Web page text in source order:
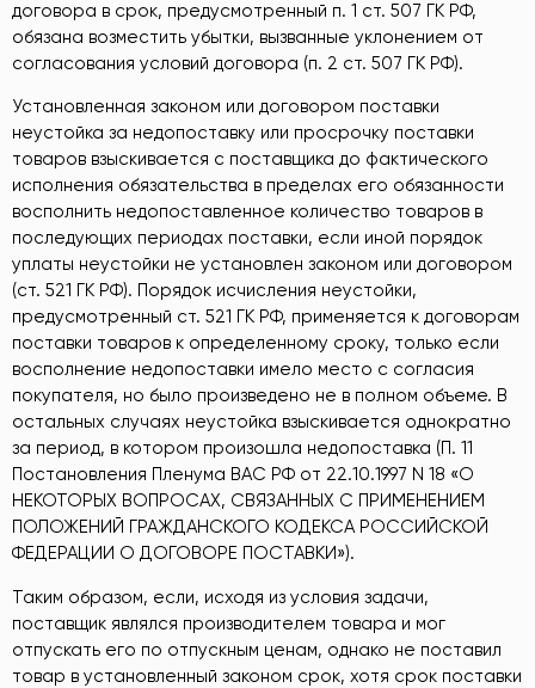
договора в срок, предусмотренный п. 1 ст. 507 ГК РФ,
обязана возместить убытки, вызванные уклонением от
согласования условий договора (п. 2 ст. 507 ГК РФ).
Установленная законом или договором поставки
неустойка за недопоставку или просрочку поставки
товаров взыскивается с поставщика до фактического
исполнения обязательства в пределах его обязанности
восполнить недопоставленное количество товаров в
последующих периодах поставки, если иной порядок
уплаты неустойки не установлен законом или договором
(ст. 521 ГК РФ). Порядок исчисления неустойки,
предусмотренный ст. 521 ГК РФ, применяется к договорам
поставки товаров к определенному сроку, только если
восполнение недопоставки имело место с согласия
покупателя, но было произведено не в полном объеме. В
остальных случаях неустойка взыскивается однократно
за период, в котором произошла недопоставка (П. 11
Постановления Пленума ВАС РФ от 22.10.1997 N 18 «О
НЕКОТОРЫХ ВОПРОСАХ, СВЯЗАННЫХ С ПРИМЕНЕНИЕМ
ПОЛОЖЕНИЙ ГРАЖДАНСКОГО КОДЕКСА РОССИЙСКОЙ
ФЕДЕРАЦИИ О ДОГОВОРЕ ПОСТАВКИ»).
Таким образом, если, исходя из условия задачи,
поставщик являлся производителем товара и мог
отпускать его по отпускным ценам, однако не поставил
товар в установленный законом срок, хотя срок поставки